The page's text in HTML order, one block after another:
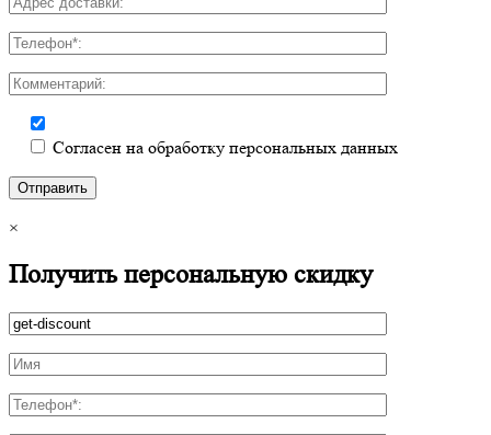
Согласен на обработку персональных данных
×
Получить персональную скидку